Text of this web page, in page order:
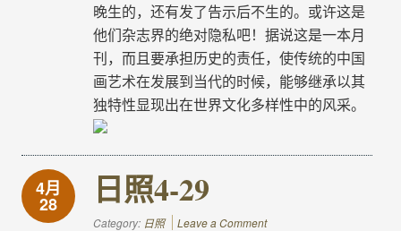
晚生的，还有发了告示后不生的。或许这是
他们杂志界的绝对隐私吧！据说这是一本月
刊，而且要承担历史的责任，使传统的中国
画艺术在发展到当代的时候，能够继承以其
独特性显现出在世界文化多样性中的风采。
4月
28 日照4-29
Category: 日照 Leave a Comment